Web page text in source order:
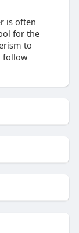
is often
for the
to
follow